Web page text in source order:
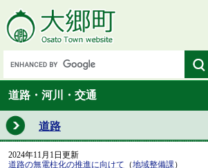
道路・河川・交通
道路
2024年11月1日更新
道路の無電柱化の推進に向けて （地域整備課 ）